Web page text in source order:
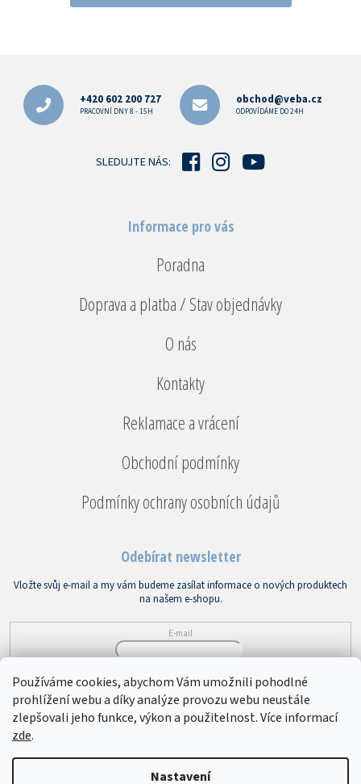
Používáme cookies, abychom Vám umožnili pohodlné
prohlížení webu a díky analýze provozu webu neustále
zlepšovali jeho funkce, výkon a použitelnost. Více informací
zde.
Nastavení
+420 602 200 727
PRACOVNÍ DNY 8 - 15H
obchod@veba.cz
ODPOVÍDÁME DO 24H
SLEDUJTE NÁS:
Informace pro vás
Poradna
Doprava a platba / Stav objednávky
O nás
Kontakty
Reklamace a vrácení
Obchodní podmínky
Podmínky ochrany osobních údajů
Odebírat newsletter
Vložte svůj e-mail a my vám budeme zasílat informace o nových produktech
na našem e-shopu.
E-mail
PŘIHLÁSIT SE
Bytový textil VEBA . Všechna práva vyhrazena.